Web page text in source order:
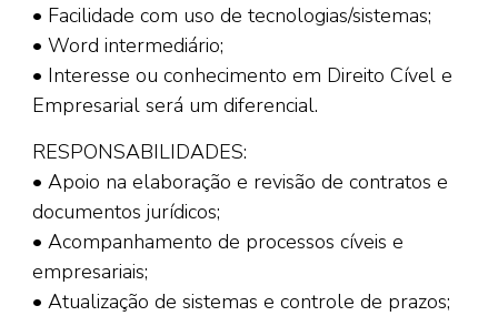
• Facilidade com uso de tecnologias/sistemas;
• Word intermediário;
• Interesse ou conhecimento em Direito Cível e
Empresarial será um diferencial.
RESPONSABILIDADES:
• Apoio na elaboração e revisão de contratos e
documentos jurídicos;
• Acompanhamento de processos cíveis e
empresariais;
• Atualização de sistemas e controle de prazos;